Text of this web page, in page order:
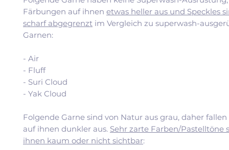
Färbungen auf ihnen etwas heller aus und Speckles
scharf abgegrenzt im Vergleich zu superwash-
Garnen:
- Air
- Fluff
- Suri Cloud
- Yak Cloud
Folgende Garne sind von Natur aus grau, daher
auf ihnen dunkler aus. Sehr zarte Farben/Pastelltöne
ihnen kaum oder nicht sichtbar: